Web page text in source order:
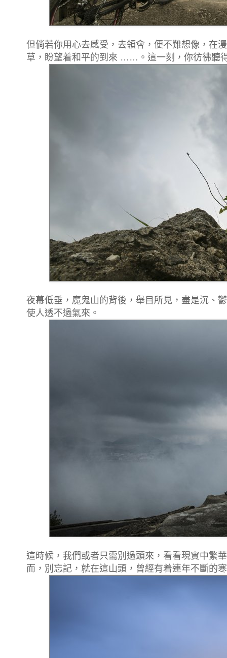
但倘若你用心去感受，去領會，便不難想像，在
草，盼望着和平的到來 ……。這一刻，你彷彿聽
夜幕低垂，魔鬼山的背後，舉目所見，盡是沉、
使人透不過氣來。
這時候，我們或者只需別過頭來，看看現實中繁
而，別忘記，就在這山頭，曾經有着連年不斷的